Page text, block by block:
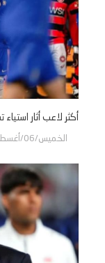
أكثر لاعب أثار
الخميس/06/أغسطس/2026 - 01:56 م